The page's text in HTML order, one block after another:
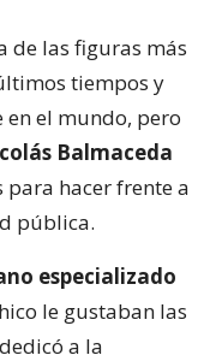
de las figuras más
tiempos y
en el mundo, pero
Balmaceda
para hacer frente a
pública.
especializado
le gustaban las
a la